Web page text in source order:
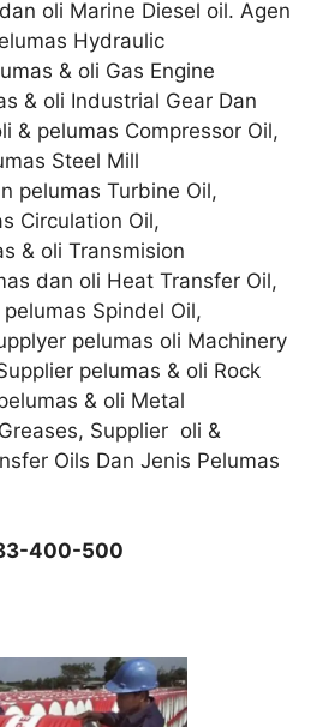
oli Marine Diesel oil. Agen
Hydraulic
& oli Gas Engine
& oli Industrial Gear Dan
& pelumas Compressor Oil,
Steel Mill
pelumas Turbine Oil,
Circulation Oil,
& oli Transmision
dan oli Heat Transfer Oil,
Spindel Oil,
pelumas oli Machinery
pelumas & oli Rock
& oli Metal
Supplier oli &
Oils Dan Jenis Pelumas
400-500